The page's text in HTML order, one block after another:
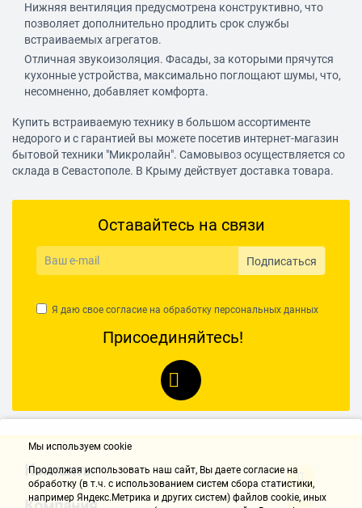
Нижняя вентиляция предусмотрена конструктивно, что
позволяет дополнительно продлить срок службы
встраиваемых агрегатов.
Отличная звукоизоляция. Фасады, за которыми прячутся
кухонные устройства, максимально поглощают шумы, что,
несомненно, добавляет комфорта.
Купить встраиваемуютехнику в большом ассортименте
недорого и с гарантией вы можете посетив интернет-магазин
бытовой техники "Микролайн". Самовывоз осуществляется со
склада в Севастополе. В Крыму действует доставка товара.
Оставайтесь на связи
Подписаться
Я даю свое согласие на обработку персональных данных
Присоединяйтесь!
Контакты
Мы используем cookie
Продолжая использовать наш cайт, Вы даете согласие на
обработку (в т.ч. с использованием систем сбора статистики,
например Яндекс.Метрика и других систем) файлов cookie, иных